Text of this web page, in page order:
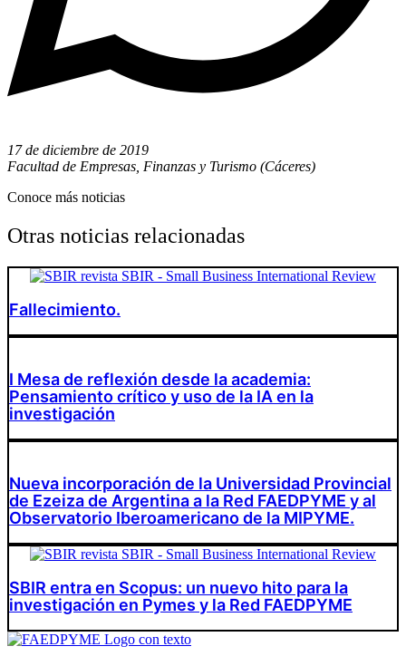
17 de diciembre de 2019
Facultad de Empresas, Finanzas y Turismo (Cáceres)
Conoce más noticias
Otras noticias relacionadas
Fallecimiento.
I Mesa de reflexión desde la academia:
Pensamiento crítico y uso de la IA en la
investigación
Nueva incorporación de la Universidad Provincial
de Ezeiza de Argentina a la Red FAEDPYME y al
Observatorio Iberoamericano de la MIPYME.
SBIR entra en Scopus: un nuevo hito para la
investigación en Pymes y la Red FAEDPYME